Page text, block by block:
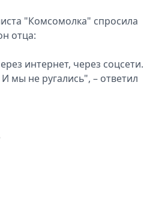
"Комсомолка" спросила
отца:
интернет, через соцсети.
мы не ругались", – ответил